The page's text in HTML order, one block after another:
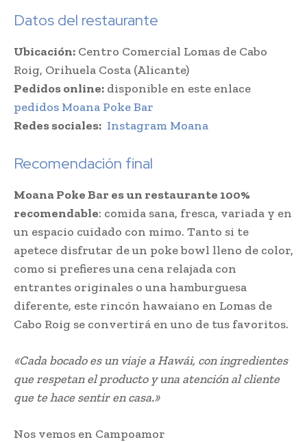
Datos del restaurante
Ubicación: Centro Comercial Lomas de Cabo
Roig, Orihuela Costa (Alicante)
Pedidos online: disponible en este enlace
pedidos Moana Poke Bar
Redes sociales: Instagram Moana
Recomendación final
Moana Poke Bar es un restaurante 100%
recomendable: comida sana, fresca, variada y en
un espacio cuidado con mimo. Tanto si te
apetece disfrutar de un poke bowl lleno de color,
como si prefieres una cena relajada con
entrantes originales o una hamburguesa
diferente, este rincón hawaiano en Lomas de
Cabo Roig se convertirá en uno de tus favoritos.
«Cada bocado es un viaje a Hawái, con ingredientes
que respetan el producto y una atención al cliente
que te hace sentir en casa.»
Nos vemos en Campoamor